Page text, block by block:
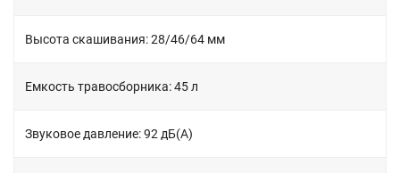
Высота скашивания: 28/46/64 мм
Емкость травосборника: 45 л
Звуковое давление: 92 дБ(А)